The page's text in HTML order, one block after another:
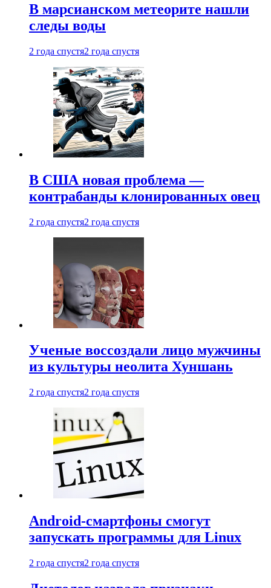
В марсианском метеорите нашли
следы воды
2 года спустя2 года спустя
В США новая проблема —
контрабанды клонированных овец
2 года спустя2 года спустя
Ученые воссоздали лицо мужчины
из культуры неолита Хуншань
2 года спустя2 года спустя
Android-смартфоны смогут
запускать программы для Linux
2 года спустя2 года спустя